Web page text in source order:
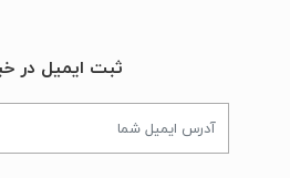
ثبت ایمیل در